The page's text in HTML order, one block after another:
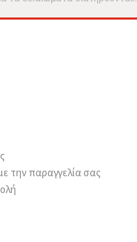
την παραγγελία σας